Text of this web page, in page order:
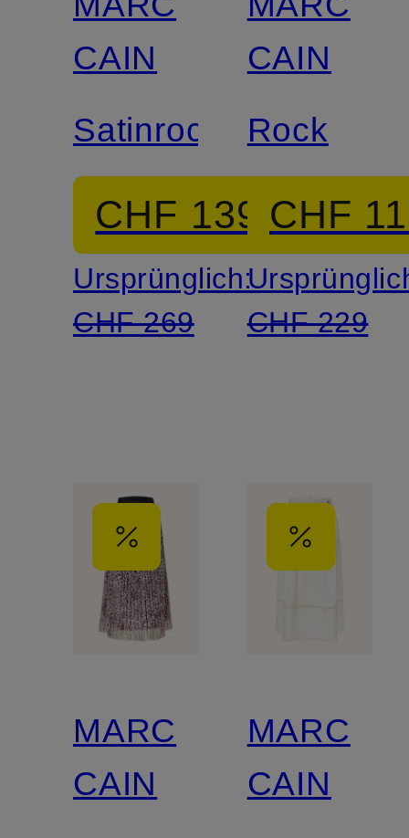
CAIN
Satinrock
CHF 139
Ursprünglich:
CHF 269
CAIN
Rock
CHF
CHF 229
MARC
CAIN
MARC
CAIN